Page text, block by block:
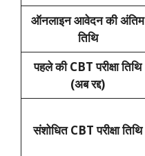
ऑनलाइन आवेदन की अंतिम
तिथि
पहले की CBT परीक्षा तिथि
(अब रद्द)
संशोधित CBT परीक्षा तिथि